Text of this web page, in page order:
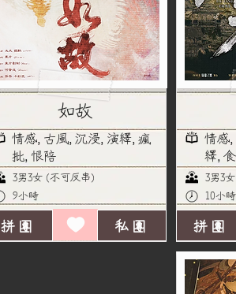
如故
情感, 古風, 沉浸, 演繹, 瘋
批, 恨陪
3男3女 (不可反串)
9小時
拼團 私團
情感
繹,
3男3
10小時
拼團